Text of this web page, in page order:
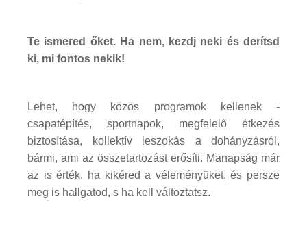
Te ismered őket. Ha nem, kezdj neki és derítsd
ki, mi fontos nekik!
Lehet, hogy közös programok kellenek -
csapatépítés, sportnapok, megfelelő étkezés
biztosítása, kollektív leszokás a dohányzásról,
bármi, ami az összetartozást erősíti. Manapság már
az is érték, ha kikéred a véleményüket, és persze
meg is hallgatod, s ha kell változtatsz.